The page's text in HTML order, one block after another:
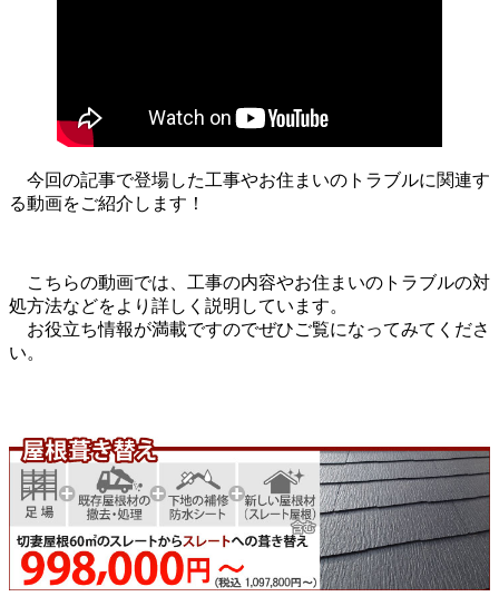
今回の記事で登場した工事やお住まいのトラブルに関連す
る動画をご紹介します！
こちらの動画では、工事の内容やお住まいのトラブルの対
処方法などをより詳しく説明しています。
お役立ち情報が満載ですのでぜひご覧になってみてくださ
い。